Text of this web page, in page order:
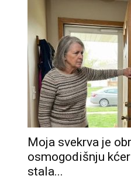
Moja svekrva je
osmogodišnju
stala...